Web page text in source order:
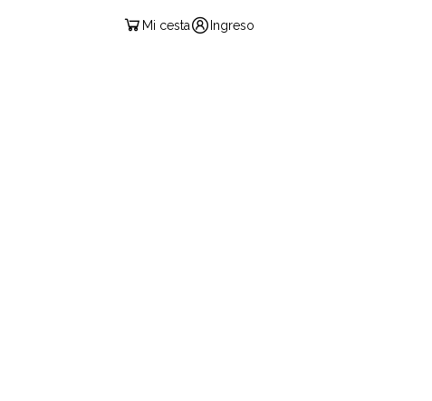
Mi cesta Ingreso